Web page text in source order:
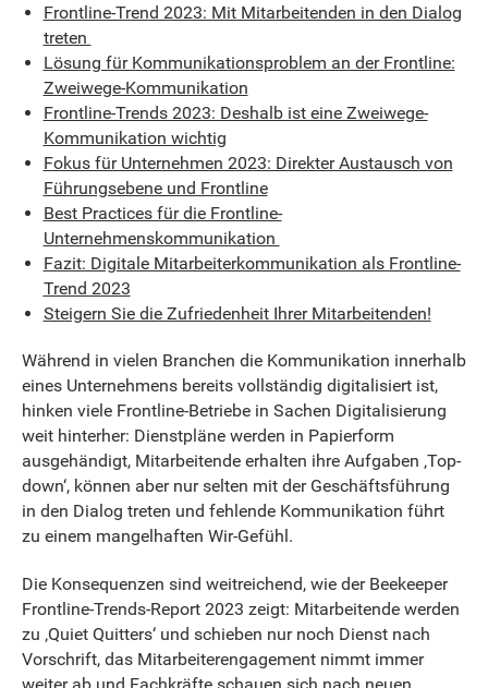
Frontline-Trend 2023: Mit Mitarbeitenden in den Dialog
treten
Lösung für Kommunikationsproblem an der Frontline:
Zweiwege-Kommunikation
Frontline-Trends 2023: Deshalb ist eine Zweiwege-
Kommunikation wichtig
Fokus für Unternehmen 2023: Direkter Austausch von
Führungsebene und Frontline
Best Practices für die Frontline-
Unternehmenskommunikation
Fazit: Digitale Mitarbeiterkommunikation als Frontline-
Trend 2023
Steigern Sie die Zufriedenheit Ihrer Mitarbeitenden!
Während in vielen Branchen die Kommunikation innerhalb
eines Unternehmens bereits vollständig digitalisiert ist,
hinken viele Frontline-Betriebe in Sachen Digitalisierung
weit hinterher: Dienstpläne werden in Papierform
ausgehändigt, Mitarbeitende erhalten ihre Aufgaben ‚Top-
down‘, können aber nur selten mit der Geschäftsführung
in den Dialog treten und fehlende Kommunikation führt
zu einem mangelhaften Wir-Gefühl.
Die Konsequenzen sind weitreichend, wie der Beekeeper
Frontline-Trends-Report 2023 zeigt: Mitarbeitende werden
zu ‚Quiet Quitters‘ und schieben nur noch Dienst nach
Vorschrift, das Mitarbeiterengagement nimmt immer